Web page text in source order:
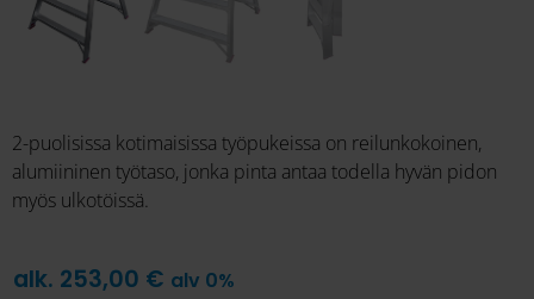
2-puolisissa kotimaisissa työpukeissa on reilunkokoinen,
alumiininen työtaso, jonka pinta antaa todella hyvän pidon
myös ulkotöissä.
alk. 253,00 € alv 0%